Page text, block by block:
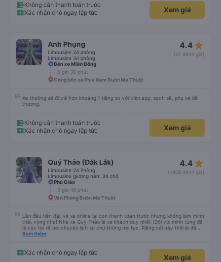
máy chạy lâu. Thích hợp và tiện nghi cho ai có nhu cầu từ tphcm (bến xe
miền đông) lên Măng Đen chơi nhé!
Không cần thanh toán trước
Xác nhận chỗ ngay lập tức
Xem giá
Anh Phụng
Limousine 24 phòng
Limousine 34 phòng
4.4 star_rate
(41 đánh giá)
Bến xe Miền Đông
6 giờ 30 phút
Cổng bến xe Phía Nam Buôn Ma Thuột
Xe thường sẽ đi trễ hơn khoảng 1 tiếng so với trên app, sạch sẽ, phụ xe dễ
thương.
Không cần thanh toán trước
Xác nhận chỗ ngay lập tức
Xem giá
Quý Thảo (Đắk Lắk)
Limousine 24 Phòng
Limousine giường nằm 34 chỗ
4.4 star_rate
(1808 đánh giá)
Phú Giáo
5 giờ 40 phút
Văn Phòng Buôn Ma Thuột
Lần đầu tiên đặt vé xe online lại còn thanh toán trước nhưng không làm mình
thất vọng nha! Nhà xe Quý Thảo là xe khách duy nhất (Đối với mình từng đi)
là các tài xế nói chuyện lịch sự chứ không nói tục. Riêng cái này thôi là đã
đánh giá 5 sao rồi. Chú tài xế còn uống pepsi rất dễ thương chứ không có
Xem thêm
Xác nhận chỗ ngay lập tức
Xem giá